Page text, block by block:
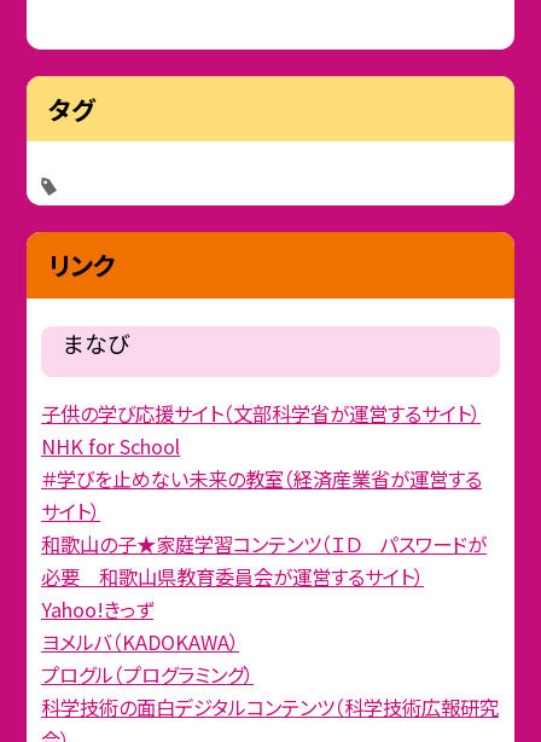
タグ
リンク
まなび
子供の学び応援サイト（文部科学省が運営するサイト）
NHK for School
＃学びを止めない未来の教室（経済産業省が運営する
サイト）
和歌山の子★家庭学習コンテンツ（ＩＤ パスワードが
必要 和歌山県教育委員会が運営するサイト）
Yahoo!きっず
ヨメルバ（KADOKAWA）
プログル（プログラミング）
科学技術の面白デジタルコンテンツ（科学技術広報研究